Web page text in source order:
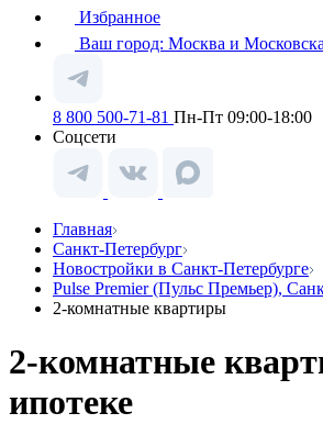
Избранное
Ваш город: Москва и
8 800 500-71-81 Пн-Пт 09:00-18:00
Соцсети
Главная
Санкт-Петербург
Новостройки в Санкт-Петербурге
Pulse Premier (Пульс Премьер),
2-комнатные квартиры
2-комнатные
ипотеке